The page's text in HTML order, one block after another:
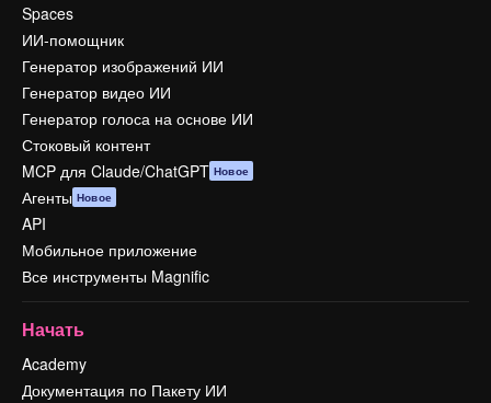
Spaces
ИИ-помощник
Генератор изображений ИИ
Генератор видео ИИ
Генератор голоса на основе ИИ
Стоковый контент
MCP для Claude/ChatGPT Новое
Агенты Новое
API
Мобильное приложение
Все инструменты Magnific
Начать
Academy
Документация по Пакету ИИ